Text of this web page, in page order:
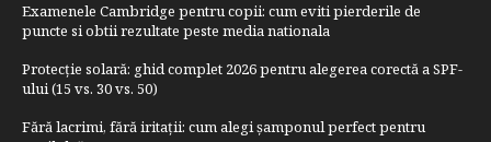
Examenele Cambridge pentru copii: cum eviti pierderile de
puncte si obtii rezultate peste media nationala
Protecție solară: ghid complet 2026 pentru alegerea corectă a SPF-
ului (15 vs. 30 vs. 50)
Fără lacrimi, fără iritații: cum alegi șamponul perfect pentru